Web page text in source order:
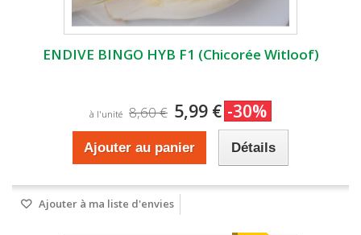
ENDIVE BINGO HYB F1 (Chicorée Witloof)
à l'unité 8,60 € 5,99 € -30%
Ajouter au panier Détails
Ajouter à ma liste d'envies